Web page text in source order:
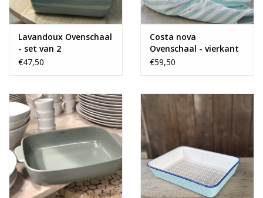
naar een zacht gele met oranje binnenkant. Grote schaal :
Overlopende kleuren van aqua naar groen naar een geel groene
binnenkant.
Lavandoux Ovenschaal
- set van 2
€47,50
Costa nova
Ovenschaal - vierkant
XL 32 cm
€59,50